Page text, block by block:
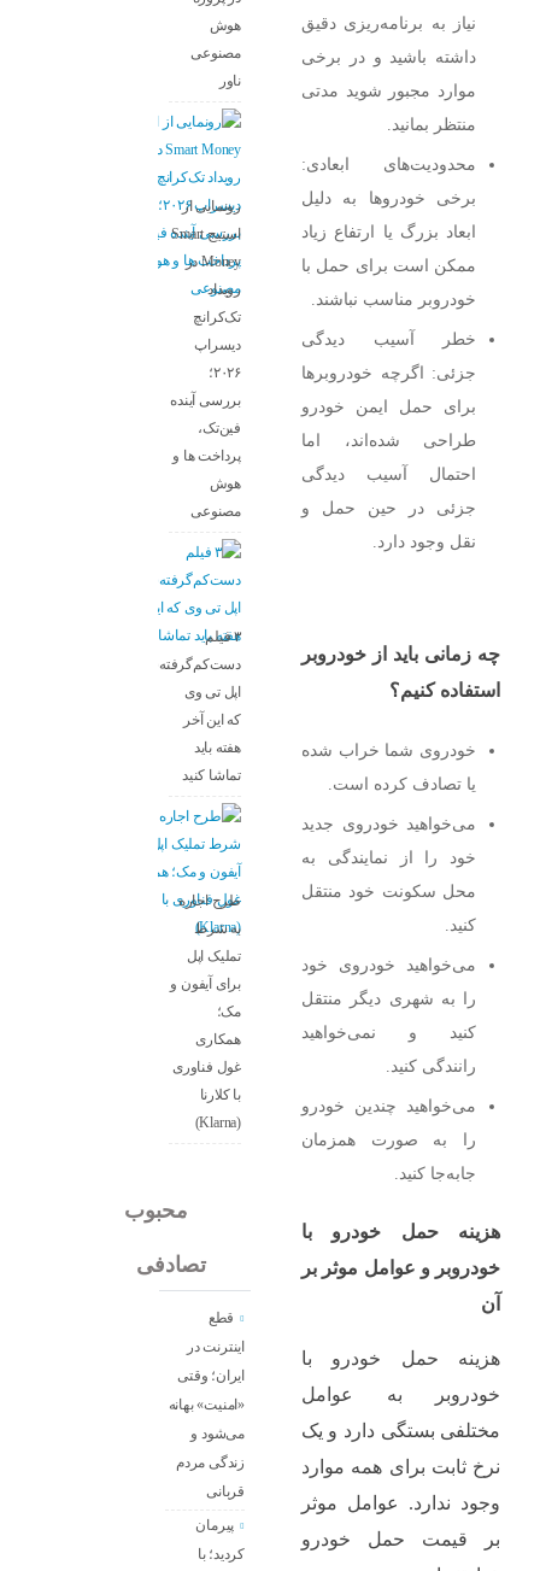
نیاز به برنامه‌ریزی دقیق
داشته باشید و در برخی
موارد مجبور شوید مدتی
منتظر بمانید.
محدودیت‌های ابعادی:
برخی خودروها به دلیل
ابعاد بزرگ یا ارتفاع زیاد
ممکن است برای حمل با
خودروبر مناسب نباشند.
خطر آسیب دیدگی
جزئی: اگرچه خودروبر‌ها
برای حمل ایمن خودرو
طراحی شده‌اند، اما
احتمال آسیب دیدگی
جزئی در حین حمل و
نقل وجود دارد.
چه زمانی باید از خودروبر
استفاده کنیم؟
خودروی شما خراب شده
یا تصادف کرده است.
می‌خواهید خودروی جدید
خود را از نمایندگی به
محل سکونت خود منتقل
کنید.
می‌خواهید خودروی خود
را به شهری دیگر منتقل
کنید و نمی‌خواهید
رانندگی کنید.
می‌خواهید چندین خودرو
را به صورت همزمان
جابه‌جا کنید.
هزینه حمل خودرو با
خودروبر و عوامل موثر بر
آن
هزینه حمل خودرو با
خودروبر به عوامل
مختلفی بستگی دارد و یک
نرخ ثابت برای همه موارد
وجود ندارد. عوامل موثر
بر قیمت حمل خودرو
هوش
مصنوعی
ناور
رونمایی از
استیج Smart
Money در
رویداد
تک‌کرانچ
دیسراپ
۲۰۲۶؛
بررسی آینده
فین‌تک،
پرداخت‌ ها و
هوش
مصنوعی
۳ فیلم
دست‌کم‌گرفته‌شده
اپل تی وی
که این آخر
هفته باید
تماشا کنید
طرح اجاره
به شرط
تملیک اپل
برای آیفون و
مک؛
همکاری
غول فناوری
با کلارنا
(Klarna)
جدیدمحبوب
تصادفی
قطع
اینترنت در
ایران؛ وقتی
«امنیت» بهانه
می‌شود و
زندگی مردم
قربانی
پیرمان
کردید؛ با